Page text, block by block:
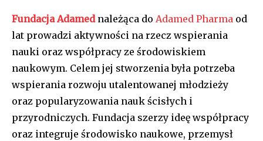
Fundacja Adamednależąca do Adamed Pharma od
lat prowadzi aktywności na rzecz wspierania
nauki oraz współpracy ze środowiskiem
naukowym. Celem jej stworzenia była potrzeba
wspierania rozwoju utalentowanej młodzieży
oraz popularyzowania nauk ścisłych i
przyrodniczych. Fundacja szerzy ideę współpracy
oraz integruje środowisko naukowe, przemysł